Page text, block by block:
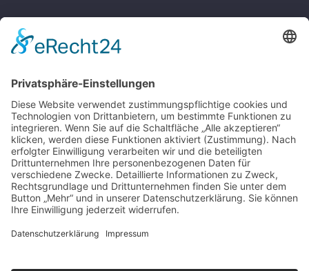
Montag – Donnerstag 08:00 – 17:00 Uhr
Samstag nach Vereinbarung
Parkplätze sind hinter dem Bürohaus vorhanden.
SONSTIGE
Kontakt
Schlagworte-Übersicht
Impressum
Datenschutz